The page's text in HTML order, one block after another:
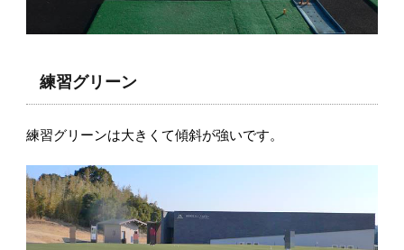
練習グリーン
練習グリーンは大きくて傾斜が強いです。